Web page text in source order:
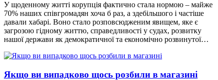
У щоденному житті корупція фактично стала нормою – майже
70% наших співгромадян хоча б раз, а здебільшого і частіше
давали хабарі. Воно стало розповсюдженим явищем, яке є
загрозою гідному життю, справедливості у судах, розвитку
нашої держави як демократичної та економічно розвинутої…
Якщо ви випадково щось розбили в магазині